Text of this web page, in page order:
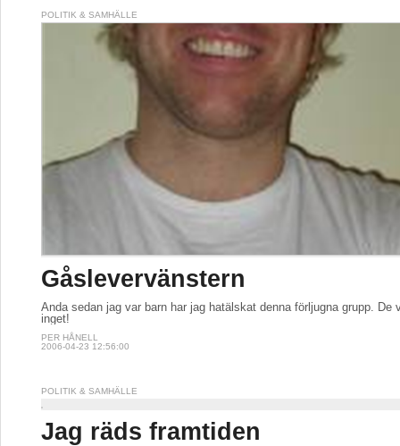
POLITIK & SAMHÄLLE
Gåslevervänstern
Ända sedan jag var barn har jag hatälskat denna förljugna grupp. De
inget!
PER HÅNELL
2006-04-23 12:56:00
POLITIK & SAMHÄLLE
Jag räds framtiden